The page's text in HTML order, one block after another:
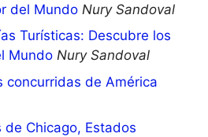
del Mundo Nury Sandoval
Turísticas: Descubre los
Mundo Nury Sandoval
concurridas de América
Chicago, Estados